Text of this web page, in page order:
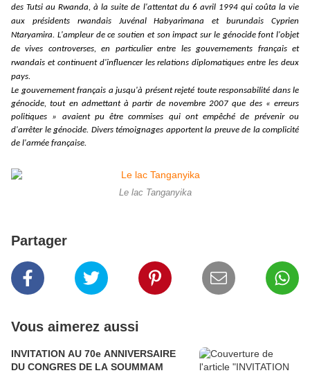
des Tutsi au Rwanda, à la suite de l'attentat du 6 avril 1994 qui coûta la vie
aux présidents rwandais Juvénal Habyarimana et burundais Cyprien
Ntaryamira. L'ampleur de ce soutien et son impact sur le génocide font l'objet
de vives controverses, en particulier entre les gouvernements français et
rwandais et continuent d'influencer les relations diplomatiques entre les deux
pays.
Le gouvernement français a jusqu'à présent rejeté toute responsabilité dans le
génocide, tout en admettant à partir de novembre 2007 que des « erreurs
politiques » avaient pu être commises qui ont empêché de prévenir ou
d'arrêter le génocide. Divers témoignages apportent la preuve de la complicité
de l'armée française.
Le lac Tanganyika
Partager
Vous aimerez aussi
INVITATION AU 70e ANNIVERSAIRE
DU CONGRES DE LA SOUMMAM